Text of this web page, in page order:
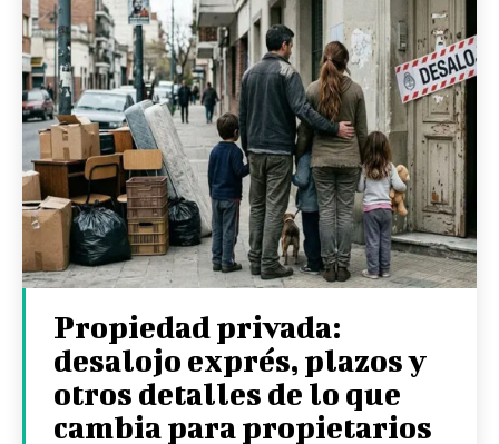
Propiedad privada:
desalojo exprés, plazos y
otros detalles de lo que
cambia para propietarios